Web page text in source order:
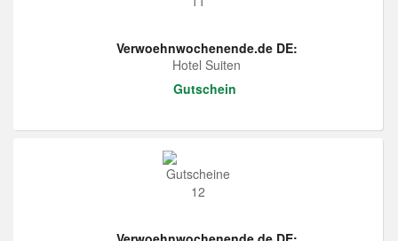
Verwoehnwochenende.de DE:
Hotel Suiten
Gutschein